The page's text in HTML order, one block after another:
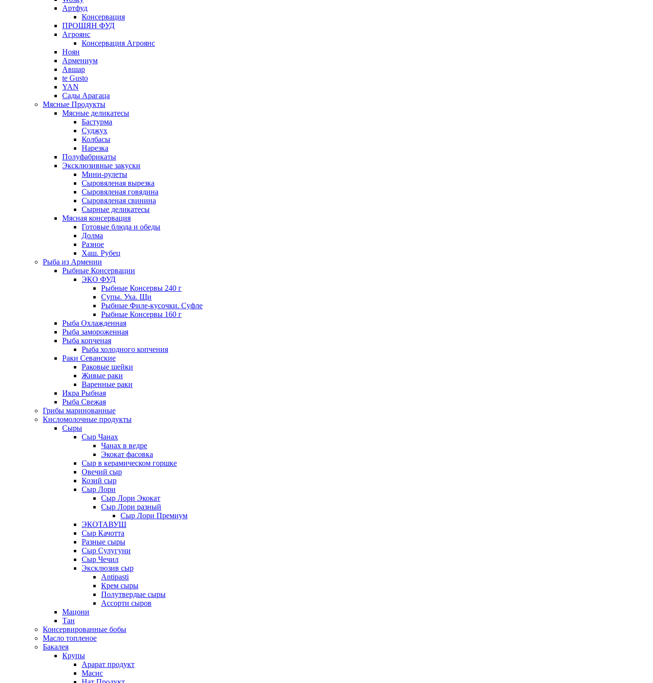
Артфуд
Консервация
ПРОШЯН ФУД
Агроянс
Консервация Агроянс
Ноян
Армениум
Авшар
te Gusto
YAN
Сады Арагаца
Мясные Продукты
Мясные деликатесы
Бастурма
Суджух
Колбасы
Нарезка
Полуфабрикаты
Эксклюзивные закуски
Мини-рулеты
Сыровяленая вырезка
Сыровяленая говядина
Сыровяленая свинина
Сырные деликатесы
Мясная консервация
Готовые блюда и обеды
Долма
Разное
Хаш. Рубец
Рыба из Армении
Рыбные Консервации
ЭКО ФУД
Рыбные Консервы 240 г
Супы. Уха. Щи
Рыбные Филе-кусочки. Суфле
Рыбные Консервы 160 г
Рыба Охлажденная
Рыба замороженная
Рыба копченая
Рыба холодного копчения
Раки Севанские
Раковые шейки
Живые раки
Варенные раки
Икра Рыбная
Рыба Свежая
Грибы маринованные
Кисломолочные продукты
Сыры
Сыр Чанах
Чанах в ведре
Экокат фасовка
Сыр в керамическом горшке
Овечий сыр
Козий сыр
Сыр Лори
Сыр Лори Экокат
Сыр Лори разный
Сыр Лори Премиум
ЭКОТАВУШ
Сыр Качотта
Разные сыры
Сыр Сулугуни
Сыр Чечил
Эксклюзив сыр
Antipasti
Крем сыры
Полутвердые сыры
Ассорти сыров
Мацони
Тан
Консервированные бобы
Масло топленое
Бакалея
Крупы
Арарат продукт
Масис